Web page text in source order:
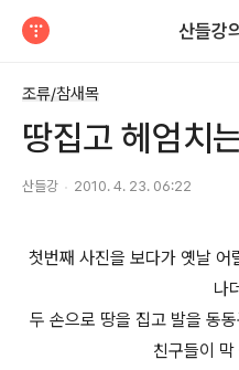
산들강
조류/참새목
땅집고 헤엄치
산들강 2010. 4. 23. 06:22
첫번째 사진을 보다가 옛날 어
나
두 손으로 땅을 집고 발을 동
친구들이